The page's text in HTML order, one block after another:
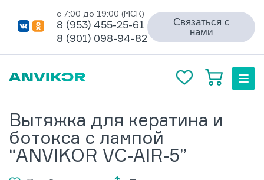
с 7:00 до 19:00 (МСК)
8 (953) 455-25-61
8 (901) 098-94-82
Связаться с
нами
Вытяжка для кератина и
ботокса с лампой
“ANVIKOR VC-AIR-5”